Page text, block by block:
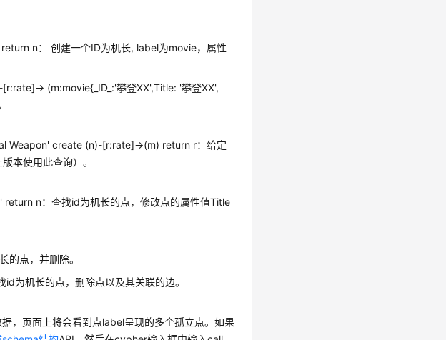
n： 创建一个ID为机长, label为movie，属性
> (m:movie{_ID_:'攀登XX',Title: '攀登XX',
Weapon' create (n)-[r:rate]->(m) return r：给定
本使用此查询）。
n：查找id为机长的点，修改点的属性值Title
点，并删除。
为机长的点，删除点以及其关联的边。
，页面上将会看到点label呈现的多个孤立点。如果